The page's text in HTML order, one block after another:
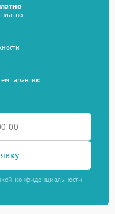
гарантию
конфиденциальности